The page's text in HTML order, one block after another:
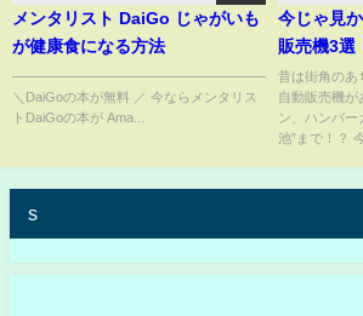
メンタリスト DaiGo じゃがいも
が健康食になる方法
＼DaiGoの本が無料 ／ 今ならメンタリス
トDaiGoの本が Ama...
今じゃ見
販売機3選
昔は街角のあ
自動販売機が
ン、ハンバ
池”まで！？
s